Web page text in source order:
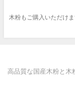
木粉もご購入いただけ
高品質な国産木